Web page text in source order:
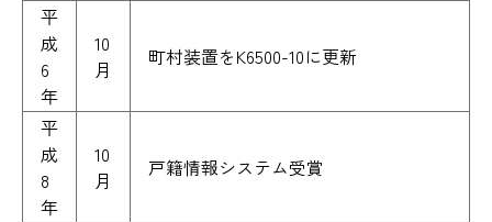
平
成
6
年
10
月
町村装置をK6500-10に更新
平
成
8
年
10
月
戸籍情報システム受賞